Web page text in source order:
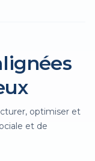
optimiser et
et de